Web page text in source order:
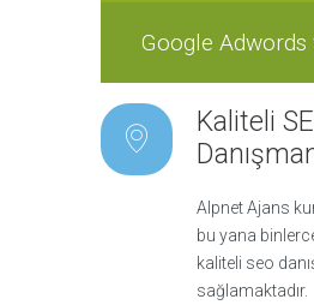
Google Adwords
Kaliteli
Alpnet Ajans
bu yana
kaliteli seo
sağlamaktadır.